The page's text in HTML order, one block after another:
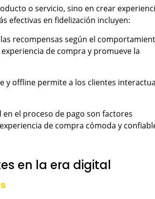
o servicio, sino en crear
efectivas en fidelización incluyen:
recompensas según el
de compra y promueve la
y offline permite a los clientes
en el proceso de pago son factores
de compra cómoda y
en la era digital